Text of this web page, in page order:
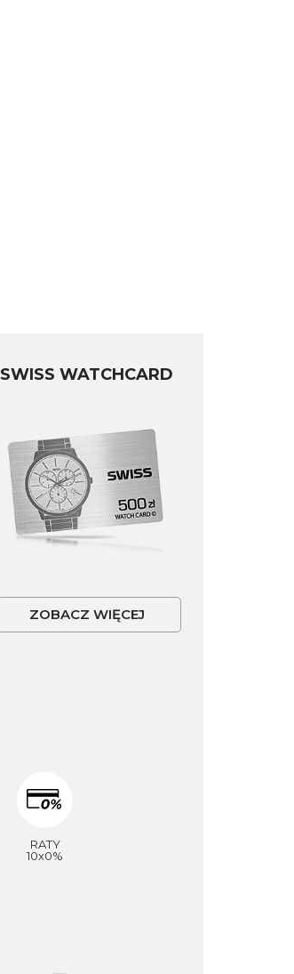
SWISS WATCHCARD
ZOBACZ WIĘCEJ
RATY
10x0%